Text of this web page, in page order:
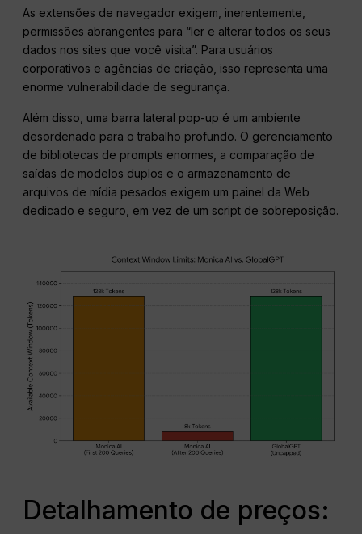
As extensões de navegador exigem, inerentemente,
permissões abrangentes para “ler e alterar todos os seus
dados nos sites que você visita”. Para usuários
corporativos e agências de criação, isso representa uma
enorme vulnerabilidade de segurança.
Além disso, uma barra lateral pop-up é um ambiente
desordenado para o trabalho profundo. O gerenciamento
de bibliotecas de prompts enormes, a comparação de
saídas de modelos duplos e o armazenamento de
arquivos de mídia pesados exigem um painel da Web
dedicado e seguro, em vez de um script de sobreposição.
Detalhamento de preços: